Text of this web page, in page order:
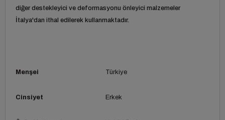
diğer destekleyici ve deformasyonu önleyici malzemeler
İtalya'dan ithal edilerek kullanmaktadır.
Menşei Türkiye
Cinsiyet Erkek